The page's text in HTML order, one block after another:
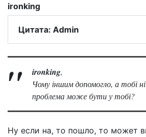
ironking
Цитата: Admin
ironking,
Чому іншим допомогло, а тобі
проблема може бути у тобі?
Ну если на, то пошло, то может